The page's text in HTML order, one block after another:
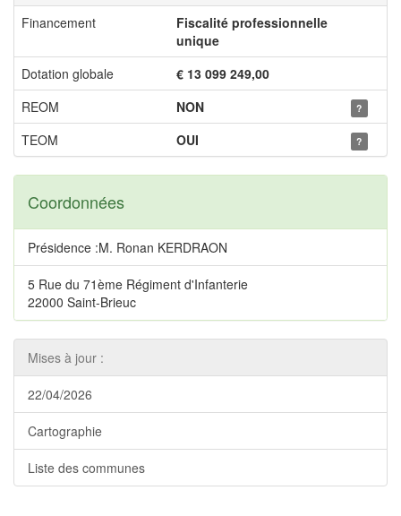
Financement
Fiscalité professionnelle
unique
Dotation globale
€ 13 099 249,00
REOM
NON ?
TEOM OUI ?
Coordonnées
Présidence :M. Ronan KERDRAON
5 Rue du 71ème Régiment d'Infanterie
22000 Saint-Brieuc
Mises à jour :
22/04/2026
Cartographie
Liste des communes